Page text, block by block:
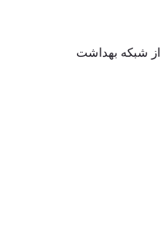
از شبکه بهداشت